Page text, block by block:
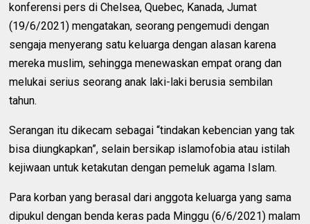
konferensi pers di Chelsea, Quebec, Kanada, Jumat
(19/6/2021) mengatakan, seorang pengemudi dengan
sengaja menyerang satu keluarga dengan alasan karena
mereka muslim, sehingga menewaskan empat orang dan
melukai serius seorang anak laki-laki berusia sembilan
tahun.
Serangan itu dikecam sebagai “tindakan kebencian yang tak
bisa diungkapkan”, selain bersikap islamofobia atau istilah
kejiwaan untuk ketakutan dengan pemeluk agama Islam.
Para korban yang berasal dari anggota keluarga yang sama
dipukul dengan benda keras pada Minggu (6/6/2021) malam